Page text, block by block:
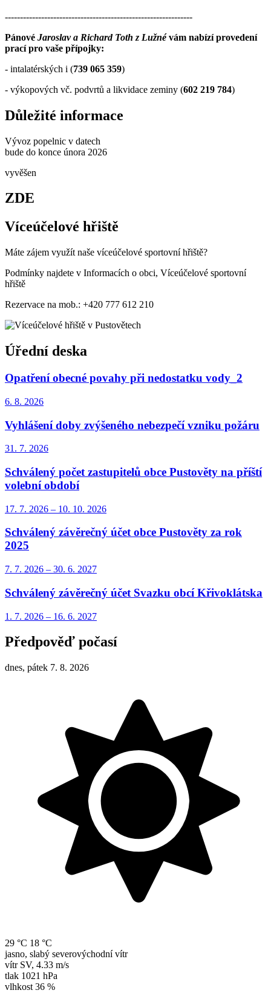
--------------------------------------------------------------
Pánové Jaroslav a Richard Toth z Lužnévám nabízí provedení
prací pro vaše přípojky:
- intalatérských i (739 065 359)
- výkopových vč. podvrtů a likvidace zeminy (602 219 784)
Důležité informace
Vývoz popelnic v datech
bude do konce února 2026
vyvěšen
ZDE
Víceúčelové hřiště
Máte zájem využít naše víceúčelové sportovní hřiště?
Podmínky najdete v Informacích o obci, Víceúčelové sportovní
hřiště
Rezervace na mob.: +420 777 612 210
Úřední deska
Opatření obecné povahy při nedostatku vody_2
6. 8. 2026
Vyhlášení doby zvýšeného nebezpečí vzniku požáru
31. 7. 2026
Schválený počet zastupitelů obce Pustověty na příští
volební období
17. 7. 2026 – 10. 10. 2026
Schválený závěrečný účet obce Pustověty za rok
2025
7. 7. 2026 – 30. 6. 2027
Schválený závěrečný účet Svazku obcí Křivoklátska
1. 7. 2026 – 16. 6. 2027
Předpověď počasí
dnes, pátek 7. 8. 2026
29 °C 18 °C
jasno, slabý severovýchodní vítr
vítr SV, 4.33 m/s
tlak 1021 hPa
vlhkost 36 %